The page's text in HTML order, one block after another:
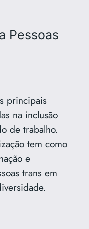
Pessoas
principais
na inclusão
de trabalho.
tem como
e
trans em